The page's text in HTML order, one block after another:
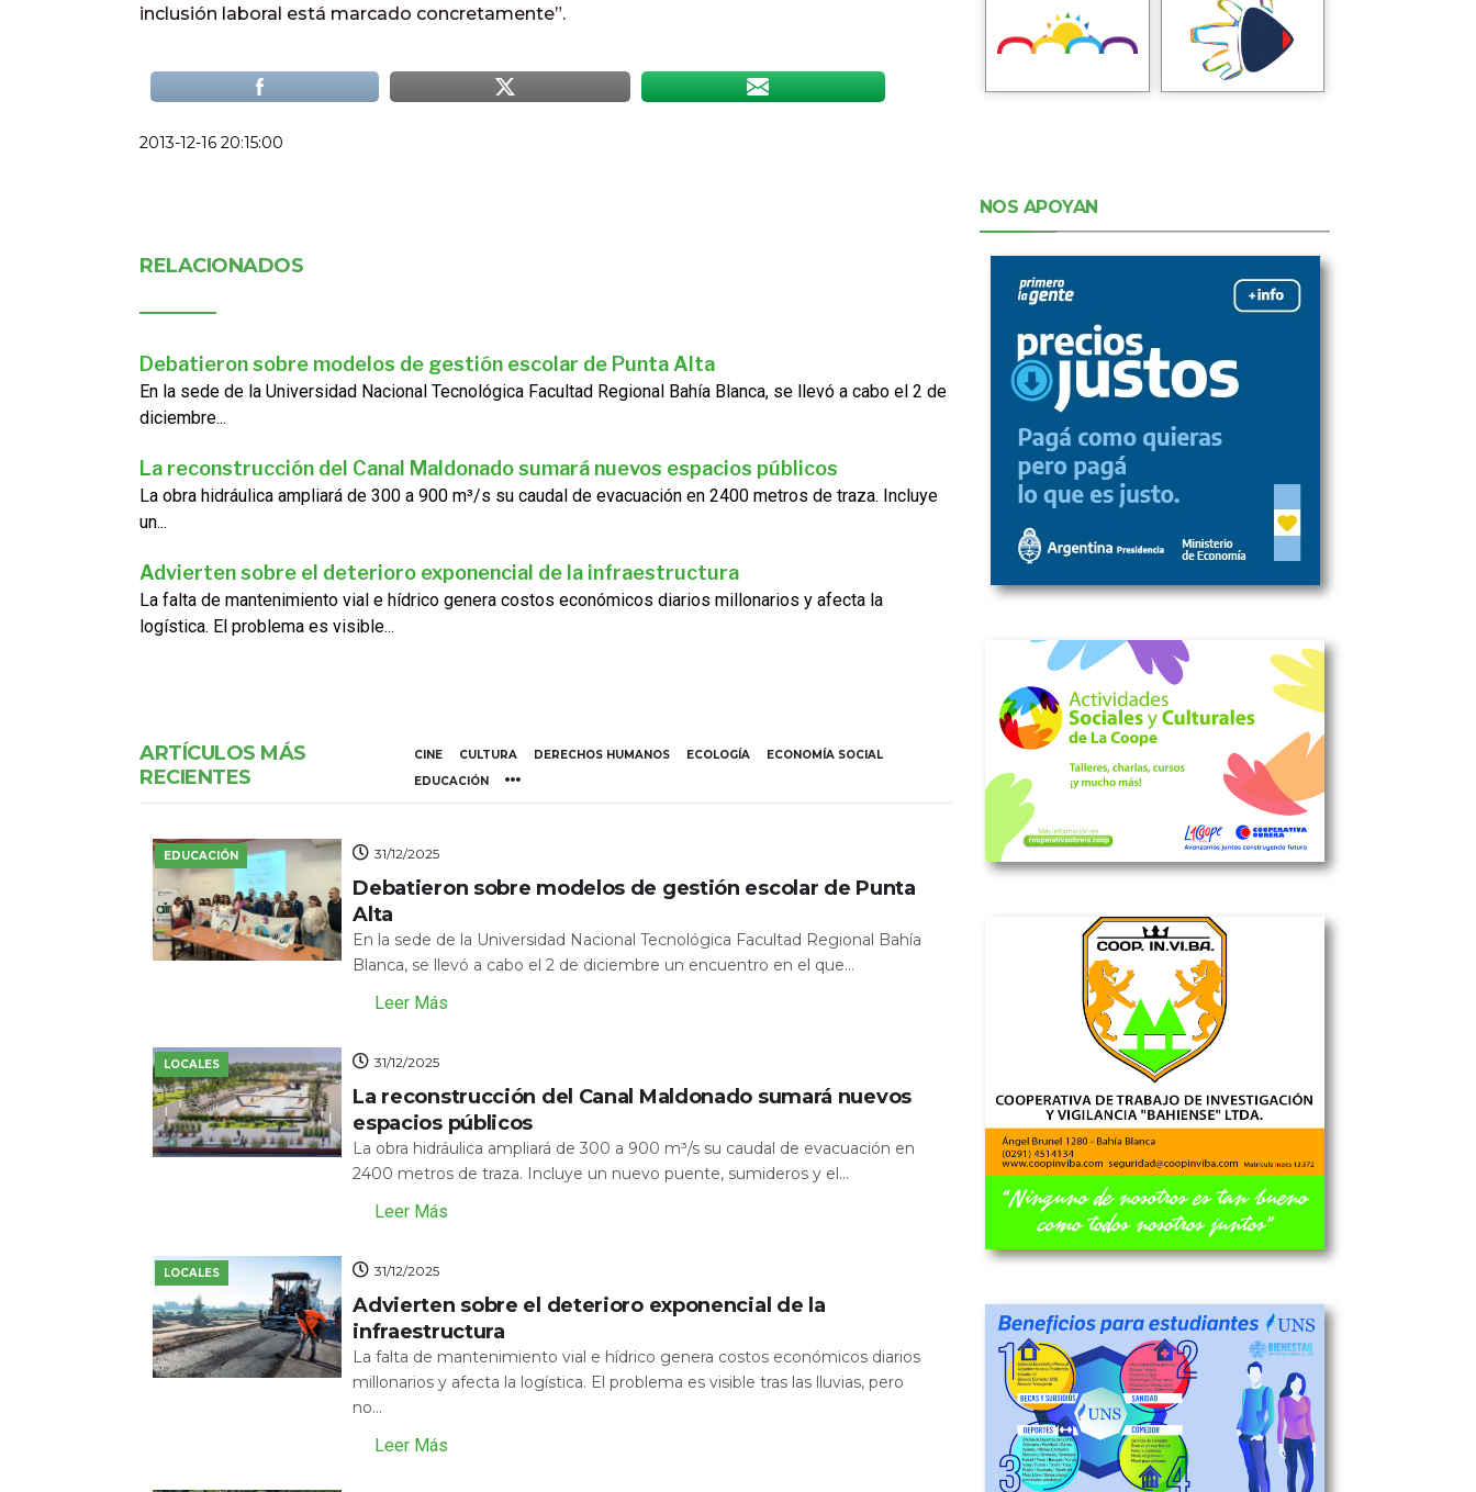
inclusión laboral está marcado concretamente”.
2013-12-16 20:15:00
RELACIONADOS
Debatieron sobre modelos de gestión escolar de Punta Alta
En la sede de la Universidad Nacional Tecnológica Facultad Regional Bahía Blanca, se llevó a cabo el 2 de
diciembre...
La reconstrucción del Canal Maldonado sumará nuevos espacios públicos
La obra hidráulica ampliará de 300 a 900 m³/s su caudal de evacuación en 2400 metros de traza. Incluye
un...
Advierten sobre el deterioro exponencial de la infraestructura
La falta de mantenimiento vial e hídrico genera costos económicos diarios millonarios y afecta la
logística. El problema es visible...
ARTÍCULOS MÁS
RECIENTES
CINE CULTURA DERECHOS HUMANOS ECOLOGÍA
ECONOMÍA SOCIAL
EDUCACIÓN
EDUCACIÓN 31/12/2025
Debatieron sobre modelos de gestión escolar de Punta
Alta
En la sede de la Universidad Nacional Tecnológica Facultad Regional Bahía
Blanca, se llevó a cabo el 2 de diciembre un encuentro en el que...
Leer Más
LOCALES 31/12/2025
La reconstrucción del Canal Maldonado sumará nuevos
espacios públicos
La obra hidráulica ampliará de 300 a 900 m³/s su caudal de evacuación en
2400 metros de traza. Incluye un nuevo puente, sumideros y el...
Leer Más
LOCALES 31/12/2025
Advierten sobre el deterioro exponencial de la
infraestructura
La falta de mantenimiento vial e hídrico genera costos económicos diarios
millonarios y afecta la logística. El problema es visible tras las lluvias, pero
no...
Leer Más
NOS APOYAN